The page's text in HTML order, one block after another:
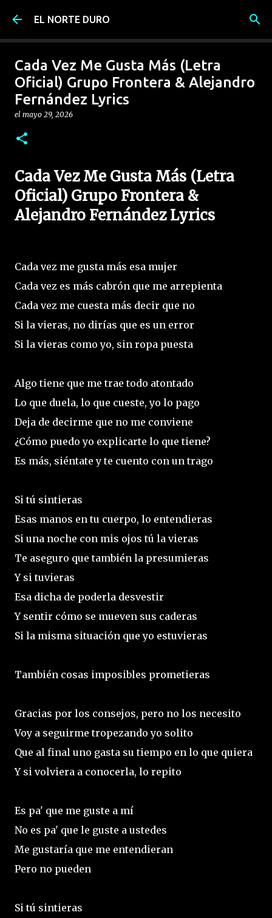
Ir al contenido principal
EL NORTE DURO
Cada Vez Me Gusta Más (Letra
Oficial) Grupo Frontera & Alejandro
Fernández Lyrics
el mayo 29, 2026
Cada Vez Me Gusta Más (Letra
Oficial) Grupo Frontera &
Alejandro Fernández Lyrics
Cada vez me gusta más esa mujer
Cada vez es más cabrón que me arrepienta
Cada vez me cuesta más decir que no
Si la vieras, no dirías que es un error
Si la vieras como yo, sin ropa puesta
Algo tiene que me trae todo atontado
Lo que duela, lo que cueste, yo lo pago
Deja de decirme que no me conviene
¿Cómo puedo yo explicarte lo que tiene?
Es más, siéntate y te cuento con un trago
Si tú sintieras
Esas manos en tu cuerpo, lo entendieras
Si una noche con mis ojos tú la vieras
Te aseguro que también la presumieras
Y si tuvieras
Esa dicha de poderla desvestir
Y sentir cómo se mueven sus caderas
Si la misma situación que yo estuvieras
También cosas imposibles prometieras
Gracias por los consejos, pero no los necesito
Voy a seguirme tropezando yo solito
Que al final uno gasta su tiempo en lo que quiera
Y si volviera a conocerla, lo repito
Es pa' que me guste a mí
No es pa' que le guste a ustedes
Me gustaría que me entendieran
Pero no pueden
Si tú sintieras